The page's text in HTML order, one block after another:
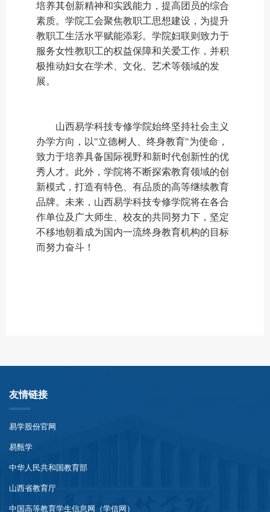
培养其创新精神和实践能力，提高团员的综合
素质。学院工会聚焦教职工思想建设，为提升
教职工生活水平赋能添彩。学院妇联则致力于
服务女性教职工的权益保障和关爱工作，并积
极推动妇女在学术、文化、艺术等领域的发
展。
山西易学科技专修学院始终坚持社会主义
办学方向，以"立德树人、终身教育"为使命，
致力于培养具备国际视野和新时代创新性的优
秀人才。此外，学院将不断探索教育领域的创
新模式，打造有特色、有品质的高等继续教育
品牌。未来，山西易学科技专修学院将在各合
作单位及广大师生、校友的共同努力下，坚定
不移地朝着成为国内一流终身教育机构的目标
而努力奋斗！
友情链接
易学股份官网
易甄学
中华人民共和国教育部
山西省教育厅
中国高等教育学生信息网（学信网）